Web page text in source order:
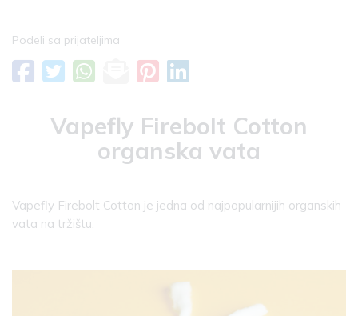
Podeli sa prijateljima
Vapefly Firebolt Cotton
organska vata
Vapefly Firebolt Cotton je jedna od najpopularnijih organskih
vata na tržištu.